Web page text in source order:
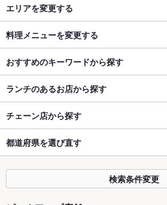
エリアを変更する
料理メニューを変更する
おすすめのキーワードから探す
ランチのあるお店から探す
チェーン店から探す
都道府県を選び直す
検索条件変更